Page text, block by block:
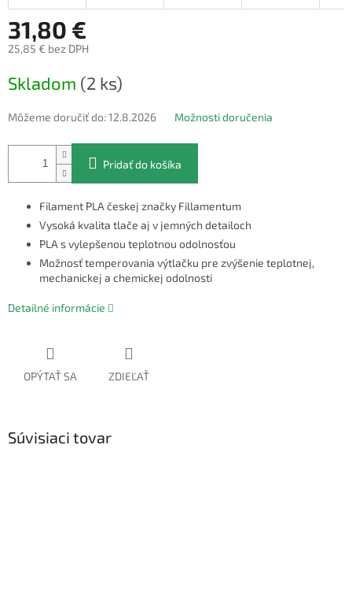
31,80 €
25,85 € bez DPH
cena:
Skladom (2 ks)
Môžeme doručiť do:12.8.2026 Možnosti doručenia
Pridať do košíka
Filament PLA českej značky Fillamentum
Vysoká kvalita tlače aj v jemných detailoch
PLA s vylepšenou teplotnou odolnosťou
Možnosť temperovania výtlačku pre zvýšenie teplotnej,
mechanickej a chemickej odolnosti
Detailné informácie
OPÝTAŤ SA ZDIEĽAŤ
Súvisiaci tovar